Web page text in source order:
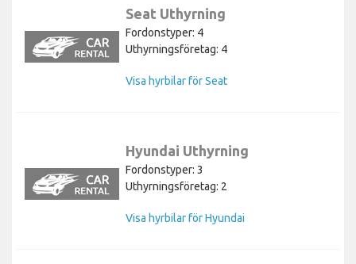
Seat Uthyrning
Fordonstyper: 4
Uthyrningsföretag: 4
Visa hyrbilar för Seat
Hyundai Uthyrning
Fordonstyper: 3
Uthyrningsföretag: 2
Visa hyrbilar för Hyundai